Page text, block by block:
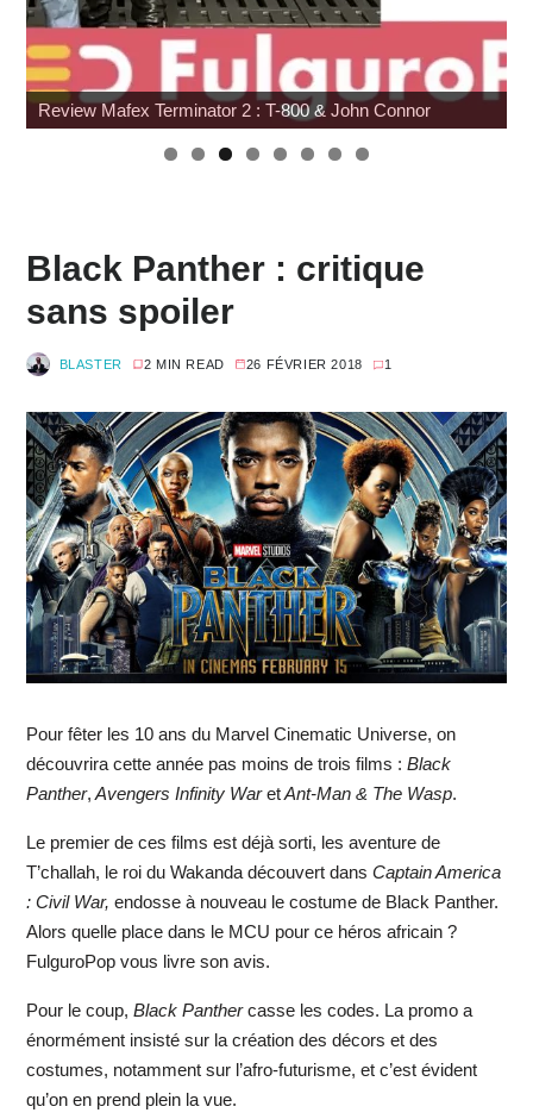
Review Mafex Terminator 2 : T-800 & John Connor
Black Panther : critique
sans spoiler
BLASTER 2 MIN READ 26 FÉVRIER 2018 1
Pour fêter les 10 ans du Marvel Cinematic Universe, on
découvrira cette année pas moins de trois films : Black
Panther, Avengers Infinity WaretAnt-Man & The Wasp.
Le premier de ces films est déjà sorti, les aventure de
T’challah, le roi du Wakanda découvert dans Captain America
: Civil War, endosse à nouveau le costume de Black Panther.
Alors quelle place dans le MCU pour ce héros africain ?
FulguroPop vous livre son avis.
Pour le coup, Black Panthercasse les codes. La promo a
énormément insisté sur la création des décors et des
costumes, notamment sur l’afro-futurisme, et c’est évident
qu’on en prend plein la vue.